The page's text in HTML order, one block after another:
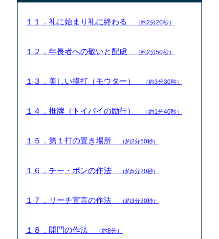
１１．礼に始まり礼に終わる （約2分20秒）
１２．年長者への敬いと配慮 （約2分50秒）
１３．美しい摸打（モウター） （約3分30秒）
１４．推牌（トイパイの励行） （約1分40秒）
１５．第１打の置き場所 （約2分50秒）
１６．チー・ポンの作法 （約5分20秒）
１７．リーチ宣言の作法 （約3分30秒）
１８．開門の作法 （約8分）